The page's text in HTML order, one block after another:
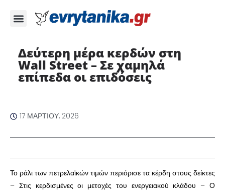
Δεύτερη μέρα κερδών στη
Wall Street – Σε χαμηλά
επίπεδα οι επιδόσεις
17 ΜΑΡΤΊΟΥ, 2026
Το ράλι των πετρελαϊκών τιμών περιόρισε τα κέρδη στους δείκτες
– Στις κερδισμένες οι μετοχές του ενεργειακού κλάδου – Ο